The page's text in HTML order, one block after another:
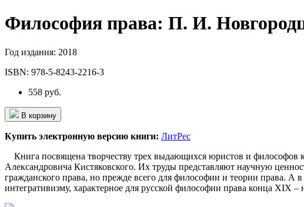
Философия права: П. И.
Год издания: 2018
ISBN: 978-5-8243-2216-3
558 руб.
В корзину
Купить электронную версию книги: ЛитРес
Книга посвящена творчеству трех выдающихся юристов и философов
Александровича Кистяковского. Их труды представляют научную
гражданского права, но прежде всего для философии и теории права. А
интегративизму, характерное для русской философии права конца XIX –